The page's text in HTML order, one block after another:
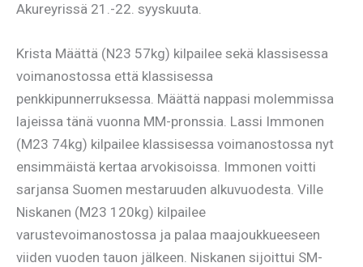
Akureyrissä 21.-22. syyskuuta.
Krista Määttä (N23 57kg) kilpailee sekä klassisessa
voimanostossa että klassisessa
penkkipunnerruksessa. Määttä nappasi molemmissa
lajeissa tänä vuonna MM-pronssia. Lassi Immonen
(M23 74kg) kilpailee klassisessa voimanostossa nyt
ensimmäistä kertaa arvokisoissa. Immonen voitti
sarjansa Suomen mestaruuden alkuvuodesta. Ville
Niskanen (M23 120kg) kilpailee
varustevoimanostossa ja palaa maajoukkueeseen
viiden vuoden tauon jälkeen. Niskanen sijoittui SM-